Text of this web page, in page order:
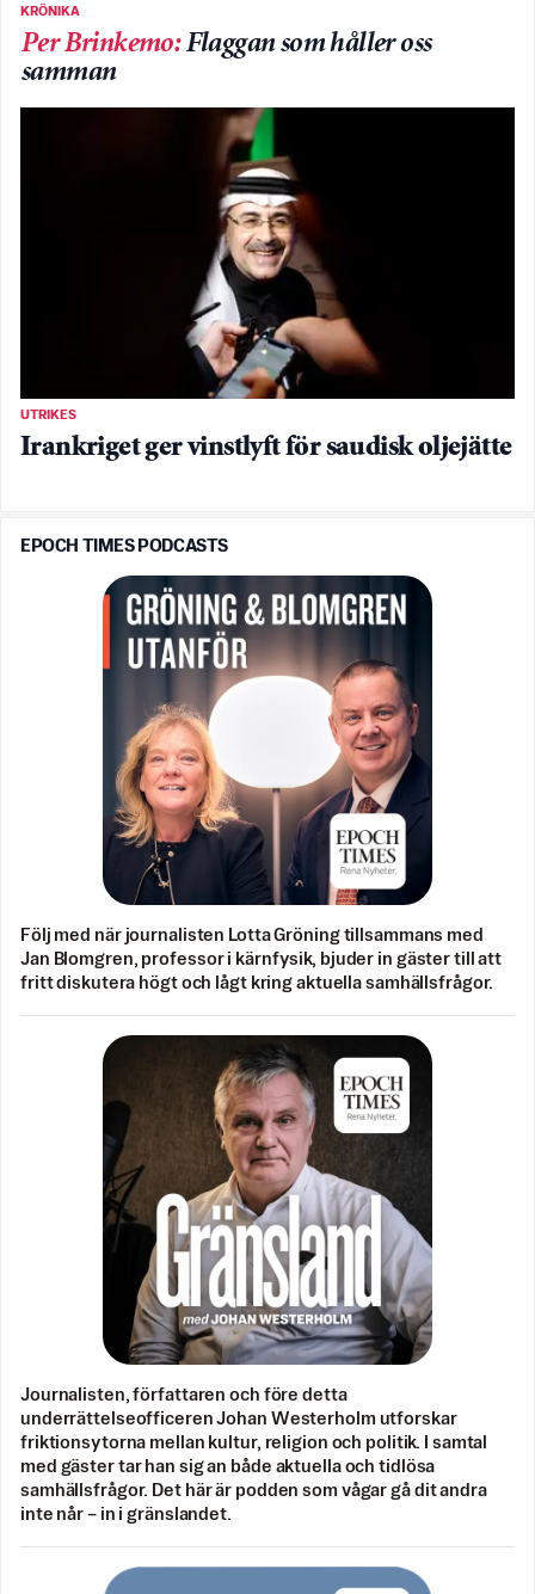
KRÖNIKA
Per Brinkemo:Flaggan som håller oss
samman
UTRIKES
Irankriget ger vinstlyft för saudisk oljejätte
EPOCH TIMES PODCASTS
Följ med när journalisten Lotta Gröning tillsammans med
Jan Blomgren, professor i kärnfysik, bjuder in gäster till att
fritt diskutera högt och lågt kring aktuella samhällsfrågor.
Journalisten, författaren och före detta
underrättelseofficeren Johan Westerholm utforskar
friktionsytorna mellan kultur, religion och politik. I samtal
med gäster tar han sig an både aktuella och tidlösa
samhällsfrågor. Det här är podden som vågar gå dit andra
inte når – in i gränslandet.